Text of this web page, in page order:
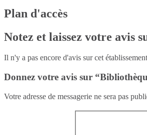
Plan d'accès
Notez et laissez votre avis
Il n'y a pas encore d'avis sur cet
Donnez votre avis sur
Votre adresse de messagerie ne sera pas